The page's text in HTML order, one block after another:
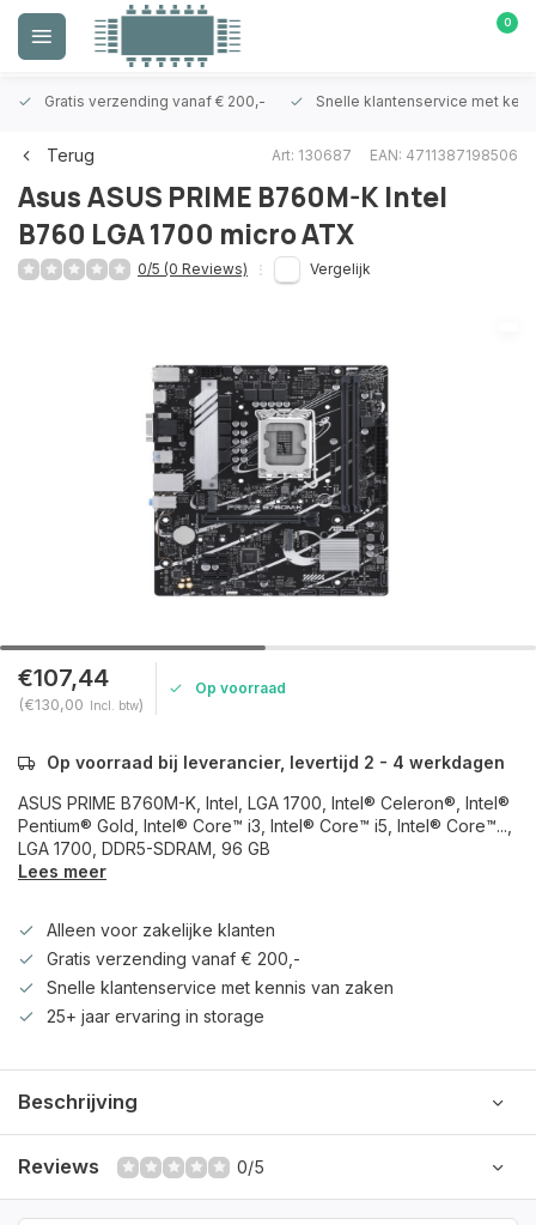
0
Gratis verzending vanaf € 200,- Snelle klantenservice met
Terug Art: 130687 EAN: 4711387198506
AsusASUS PRIME B760M-K Intel
B760 LGA 1700 micro ATX
0/5 (0 Reviews) Vergelijk
€107,44
(€130,00 Incl. btw)
Op voorraad
Op voorraad bij leverancier, levertijd 2 - 4 werkdagen
ASUS PRIME B760M-K, Intel, LGA 1700, Intel® Celeron®, Intel®
Pentium® Gold, Intel® Core™ i3, Intel® Core™ i5, Intel® Core™...,
LGA 1700, DDR5-SDRAM, 96 GB
Lees meer
Alleen voor zakelijke klanten
Gratis verzending vanaf € 200,-
Snelle klantenservice met kennis van zaken
25+ jaar ervaring in storage
Beschrijving
Reviews 0/5